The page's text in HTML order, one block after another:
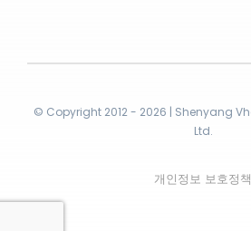
© Copyright 2012 - 2026 | Shenyang
Ltd.
개인정보 보호정책